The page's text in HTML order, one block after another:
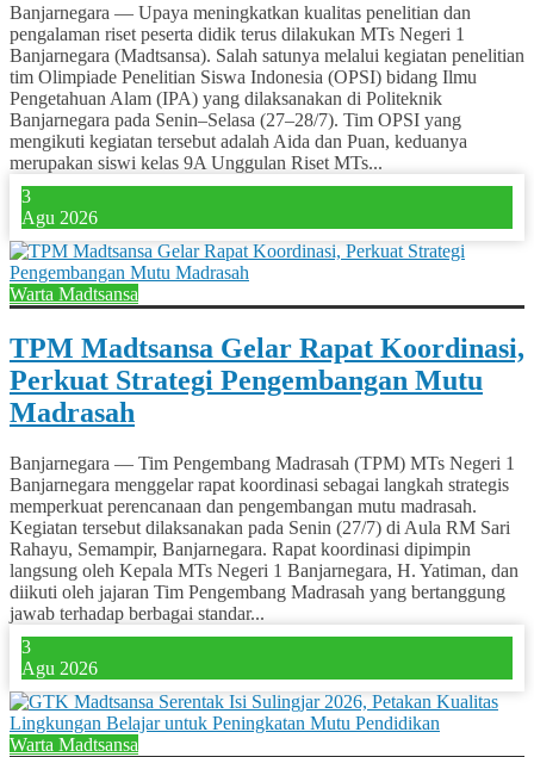
Banjarnegara — Upaya meningkatkan kualitas penelitian dan
pengalaman riset peserta didik terus dilakukan MTs Negeri 1
Banjarnegara (Madtsansa). Salah satunya melalui kegiatan penelitian
tim Olimpiade Penelitian Siswa Indonesia (OPSI) bidang Ilmu
Pengetahuan Alam (IPA) yang dilaksanakan di Politeknik
Banjarnegara pada Senin–Selasa (27–28/7). Tim OPSI yang
mengikuti kegiatan tersebut adalah Aida dan Puan, keduanya
merupakan siswi kelas 9A Unggulan Riset MTs...
3
Agu 2026
Warta Madtsansa
TPM Madtsansa Gelar Rapat Koordinasi,
Perkuat Strategi Pengembangan Mutu
Madrasah
Banjarnegara — Tim Pengembang Madrasah (TPM) MTs Negeri 1
Banjarnegara menggelar rapat koordinasi sebagai langkah strategis
memperkuat perencanaan dan pengembangan mutu madrasah.
Kegiatan tersebut dilaksanakan pada Senin (27/7) di Aula RM Sari
Rahayu, Semampir, Banjarnegara. Rapat koordinasi dipimpin
langsung oleh Kepala MTs Negeri 1 Banjarnegara, H. Yatiman, dan
diikuti oleh jajaran Tim Pengembang Madrasah yang bertanggung
jawab terhadap berbagai standar...
3
Agu 2026
Warta Madtsansa